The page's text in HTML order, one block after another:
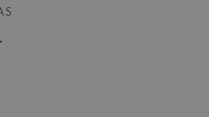
PRIVAC